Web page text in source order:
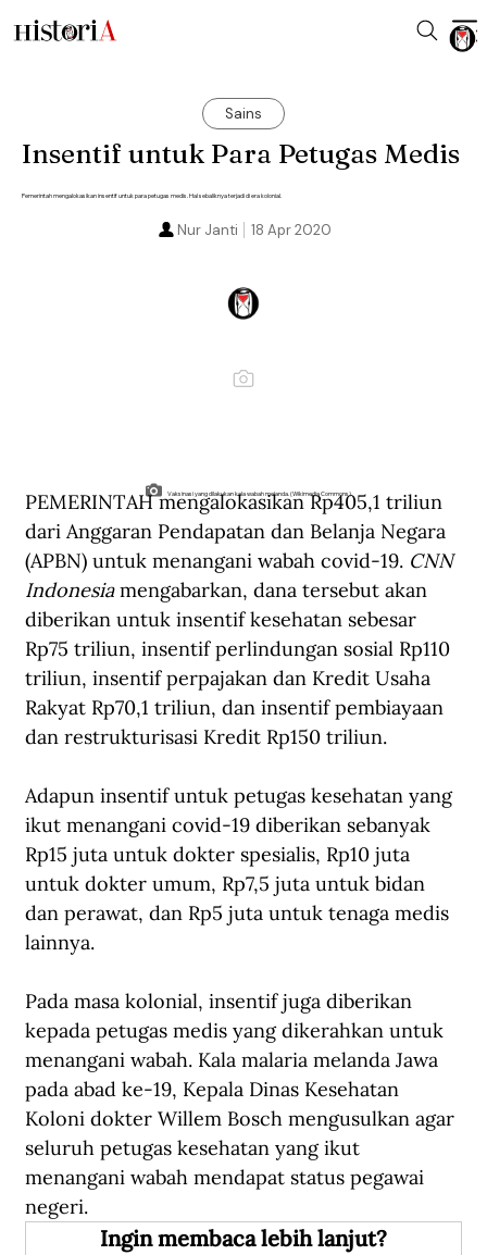
Sains
Insentif untuk Para Petugas Medis
Pemerintah mengalokasikan insentif untuk para petugas medis. Hal sebaliknya terjadi di era kolonial.
18 Apr 2020
Nur Janti
Vaksinasi yang dilakukan kala wabah melanda. (Wikimedia Commons).
PEMERINTAH mengalokasikan Rp405,1 triliun
dari Anggaran Pendapatan dan Belanja Negara
(APBN) untuk menangani wabah covid-19. CNN
Indonesia mengabarkan, dana tersebut akan
diberikan untuk insentif kesehatan sebesar
Rp75 triliun, insentif perlindungan sosial Rp110
triliun, insentif perpajakan dan Kredit Usaha
Rakyat Rp70,1 triliun, dan insentif pembiayaan
dan restrukturisasi Kredit Rp150 triliun.
Adapun insentif untuk petugas kesehatan yang
ikut menangani covid-19 diberikan sebanyak
Rp15 juta untuk dokter spesialis, Rp10 juta
untuk dokter umum, Rp7,5 juta untuk bidan
dan perawat, dan Rp5 juta untuk tenaga medis
lainnya.
Pada masa kolonial, insentif juga diberikan
kepada petugas medis yang dikerahkan untuk
menangani wabah. Kala malaria melanda Jawa
pada abad ke-19, Kepala Dinas Kesehatan
Koloni dokter Willem Bosch mengusulkan agar
seluruh petugas kesehatan yang ikut
menangani wabah mendapat status pegawai
negeri.
Ingin membaca lebih lanjut?